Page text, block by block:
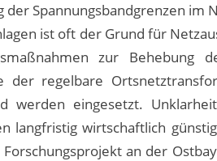
der Spannungsbandgrenzen im
ist oft der Grund für
zur Behebung
der regelbare
werden eingesetzt.
langfristig wirtschaftlich
an der